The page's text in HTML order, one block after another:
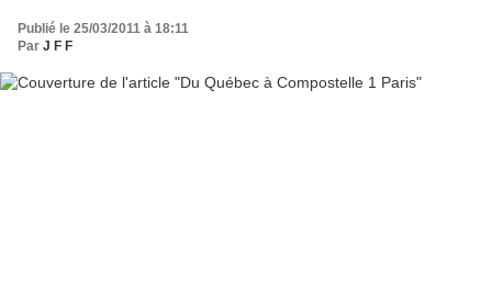
Publié le 25/03/2011 à 18:11
Par J F F